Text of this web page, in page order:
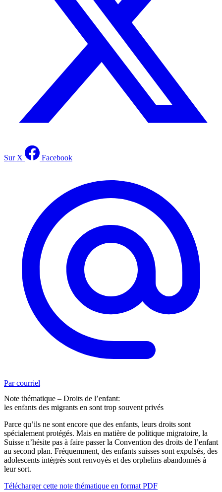
Sur X Facebook
Par courriel
Note thématique – Droits de l’enfant:
les enfants des migrants en sont trop souvent privés
Parce qu’ils ne sont encore que des enfants, leurs droits sont
spécialement protégés. Mais en matière de politique migratoire, la
Suisse n’hésite pas à faire passer la Convention des droits de l’enfant
au second plan. Fréquemment, des enfants suisses sont expulsés, des
adolescents intégrés sont renvoyés et des orphelins abandonnés à
leur sort.
Télécharger cette note thématique en format PDF